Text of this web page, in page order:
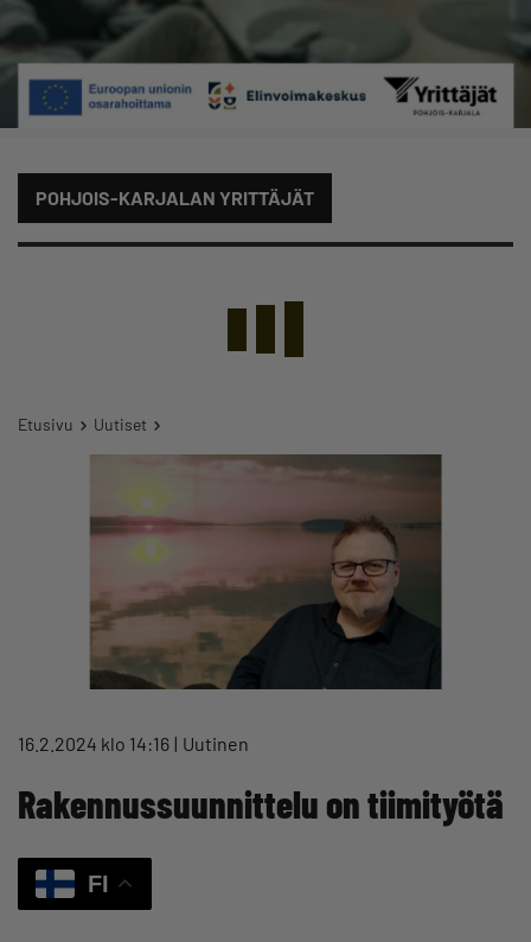
POHJOIS-KARJALAN YRITTÄJÄT
Etusivu Uutiset
16.2.2024 klo 14:16 Uutinen
Rakennussuunnittelu on tiimityötä
FI